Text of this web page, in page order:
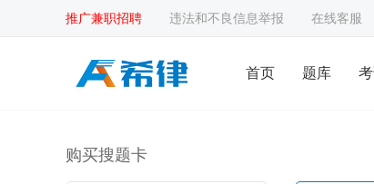
推广兼职招聘 违法和不良信息举报 在线客服
首页 题库
购买搜题卡